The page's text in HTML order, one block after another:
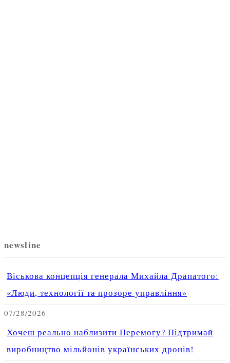
newsline
Віськова концепція генерала Михайла Драпатого:
«Люди, технології та прозоре управління»
07/28/2026
Хочеш реально наблизити Перемогу? Підтримай
виробництво мільйонів українських дронів!